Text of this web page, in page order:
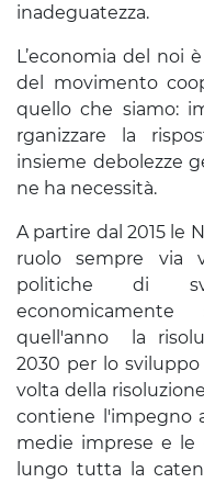
inadeguatezza.
L’economia del noi
del movimento
quello che siamo:
rganizzare la
insieme debolezze
ne ha necessità.
A partire dal 2015 le
ruolo sempre via
politiche di
quell'anno la
2030 per lo
volta della
contiene l'impegno
medie imprese e
lungo tutta la